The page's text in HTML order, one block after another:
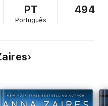
PT
Português
494